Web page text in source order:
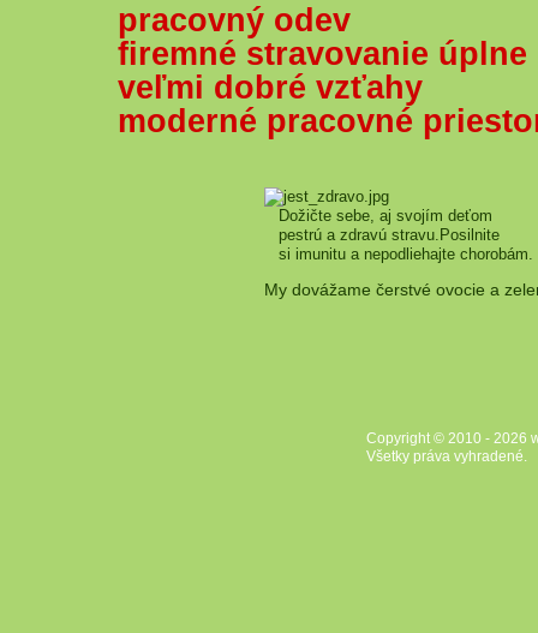
pracovný odev
firemné stravovanie úplne
veľmi dobré vzťahy
moderné pracovné
Dožičte sebe, aj svojím deťom
pestrú a zdravú stravu.Posilnite
si imunitu a nepodliehajte chorobám.
My dovážame čerstvé ovocie a
Copyright © 2010 - 2026
Všetky práva vyhradené.